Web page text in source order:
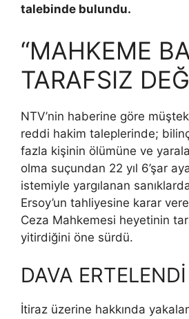
talebinde bulundu.
“MAHKEME
TARAFSIZ
NTV’nin haberine göre
reddi hakim taleplerinde;
fazla kişinin ölümüne ve
olma suçundan 22 yıl 6’şar
istemiyle yargılanan
Ersoy’un tahliyesine karar
Ceza Mahkemesi heyetinin
yitirdiğini öne sürdü.
DAVA ERTELENDİ
İtiraz üzerine hakkında